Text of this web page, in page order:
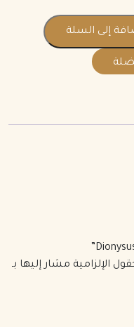
إلى السلة
الإلزامية مشار إليها بـ